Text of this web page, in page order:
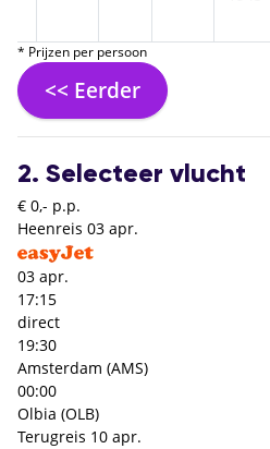
* Prijzen per persoon
<< Eerder
2. Selecteer vlucht
€ 0,- p.p.
Heenreis 03 apr.
03 apr.
17:15
direct
19:30
Amsterdam (AMS)
00:00
Olbia (OLB)
Terugreis 10 apr.